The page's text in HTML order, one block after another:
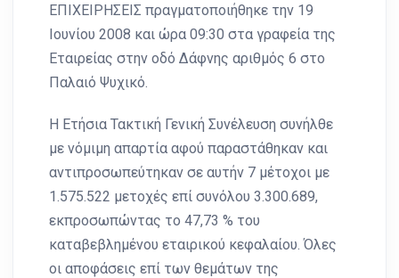
ΕΠΙΧΕΙΡΗΣΕΙΣ πραγματοποιήθηκε την 19
Ιουνίου 2008 και ώρα 09:30 στα γραφεία της
Εταιρείας στην οδό Δάφνης αριθμός 6 στο
Παλαιό Ψυχικό.
Η Ετήσια Τακτική Γενική Συνέλευση συνήλθε
με νόμιμη απαρτία αφού παραστάθηκαν και
αντιπροσωπεύτηκαν σε αυτήν 7 μέτοχοι με
1.575.522 μετοχές επί συνόλου 3.300.689,
εκπροσωπώντας το 47,73 % του
καταβεβλημένου εταιρικού κεφαλαίου. Όλες
οι αποφάσεις επί των θεμάτων της